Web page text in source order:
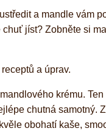
a mandle vám
jíst? Zobněte si
a úprav.
krému.
chutná samotný.
obohatí kaše,